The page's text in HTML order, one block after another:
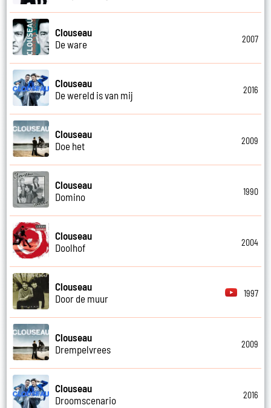
Clouseau
De ware
2007
Clouseau
De wereld is van mij
2016
Clouseau
Doe het
2009
Clouseau
Domino
1990
Clouseau
Doolhof
2004
Clouseau
Door de muur
1997
Clouseau
Drempelvrees
2009
Clouseau
Droomscenario
2016